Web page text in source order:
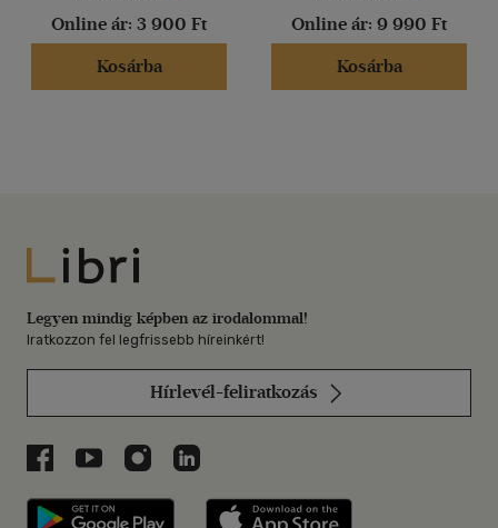
Online ár: 3 900 Ft
Kosárba
Online ár: 9 990 Ft
Kosárba
Libri
Legyen mindig képben az irodalommal!
Iratkozzon fel legfrissebb híreinkért!
Hírlevél-feliratkozás
Libri a Facebookon
Libri a Youtube-on
Libri az Instagramon
Libri a LinkedInen
Libri applikáció Szerezd meg: Google